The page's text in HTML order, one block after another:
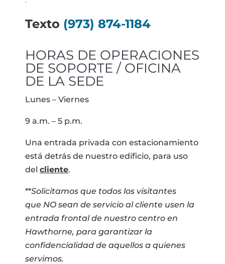
Texto (973) 874-1184
HORAS DE OPERACIONES
DE SOPORTE / OFICINA
DE LA SEDE
Lunes – Viernes
9 a.m. – 5 p.m.
Una entrada privada con estacionamiento
está detrás de nuestro edificio, para uso
del cliente.
**Solicitamos que todos los visitantes
que NO sean de servicio al cliente usen la
entrada frontal de nuestro centro en
Hawthorne, para garantizar la
confidencialidad de aquellos a quienes
servimos.